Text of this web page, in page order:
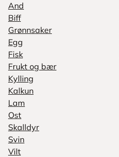
And
Biff
Grønnsaker
Egg
Fisk
Frukt og bær
Kylling
Kalkun
Lam
Ost
Skalldyr
Svin
Vilt